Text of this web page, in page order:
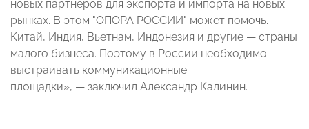
новых партнеров для экспорта и импорта на новых
рынках. В этом "ОПОРА РОССИИ" может помочь.
Китай, Индия, Вьетнам, Индонезия и другие — страны
малого бизнеса. Поэтому в России необходимо
выстраивать коммуникационные
площадки», — заключил Александр Калинин.